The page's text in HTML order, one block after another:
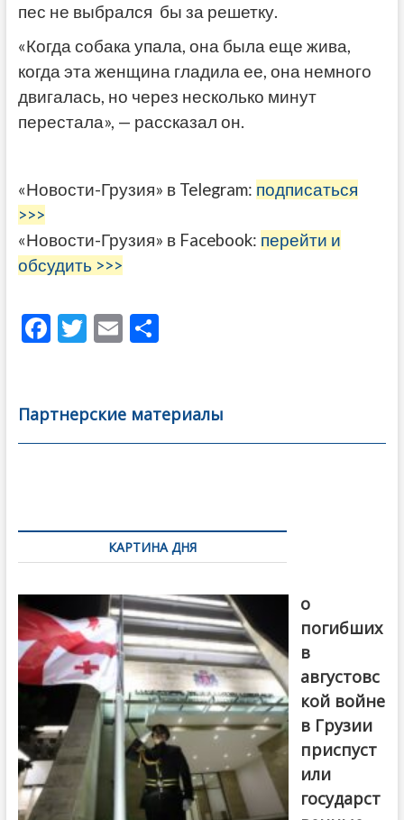
пес не выбрался бы за решетку.
«Когда собака упала, она была еще жива,
когда эта женщина гладила ее, она немного
двигалась, но через несколько минут
перестала», — рассказал он.
«Новости-Грузия» в Telegram: подписаться
>>>
«Новости-Грузия» в Facebook: перейти и
обсудить >>>
F
b
o
T
er
E
l
О
а
в
Партнерские материалы
по
записямКАРТИНА ДНЯ
о
погибших
в
августовс
кой войне
в Грузии
приспуст
или
государст